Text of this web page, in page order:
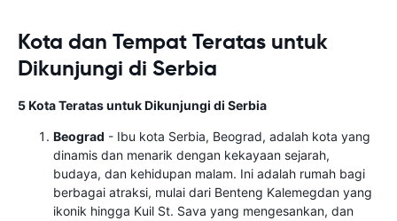
Kota dan Tempat Teratas untuk
Dikunjungi di Serbia
5 Kota Teratas untuk Dikunjungi di Serbia
Beograd - Ibu kota Serbia, Beograd, adalah kota yang
dinamis dan menarik dengan kekayaan sejarah,
budaya, dan kehidupan malam. Ini adalah rumah bagi
berbagai atraksi, mulai dari Benteng Kalemegdan yang
ikonik hingga Kuil St. Sava yang mengesankan, dan